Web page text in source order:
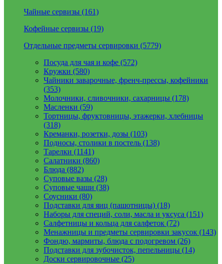
Чайные сервизы (161)
Кофейные сервизы (19)
Отдельные предметы сервировки (5779)
Посуда для чая и кофе (572)
Кружки (580)
Чайники заварочные, френч-прессы, кофейники
(353)
Молочники, сливочники, сахарницы (178)
Масленки (59)
Тортницы, фруктовницы, этажерки, хлебницы
(318)
Креманки, розетки, дозы (103)
Подносы, столики в постель (138)
Тарелки (1141)
Салатники (860)
Блюда (882)
Суповые вазы (28)
Суповые чаши (38)
Соусники (80)
Подставки для яиц (пашотницы) (18)
Наборы для специй, соли, масла и уксуса (151)
Салфетницы и кольца для салфеток (72)
Менажницы и предметы сервировки закусок (143)
Фондю, мармиты, блюда с подогревом (26)
Подставки для зубочисток, пепельницы (14)
Доски сервировочные (25)